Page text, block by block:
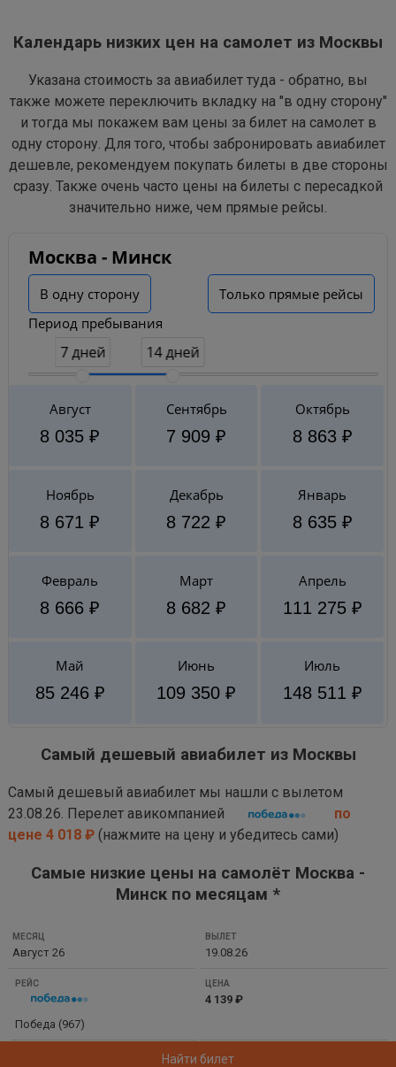
Календарь низких цен на самолет из Москвы
Указана стоимость за авиабилет туда - обратно, вы
также можете переключить вкладку на "в одну сторону"
и тогда мы покажем вам цены за билет на самолет в
одну сторону. Для того, чтобы забронировать авиабилет
дешевле, рекомендуем покупать билеты в две стороны
сразу. Также очень часто цены на билеты с пересадкой
значительно ниже, чем прямые рейсы.
Москва - Минск
В одну сторону
Только прямые рейсы
Период пребывания
7 дней 14 дней
Август
8 035 ₽
Сентябрь
7 909 ₽
Октябрь
8 863 ₽
Ноябрь
8 671 ₽
Декабрь
8 722 ₽
Январь
8 635 ₽
Февраль
8 666 ₽
Март
8 682 ₽
Апрель
111 275 ₽
Май
85 246 ₽
Июнь
109 350 ₽
Июль
148 511 ₽
Самый дешевый авиабилет из Москвы
Самый дешевый авиабилет мы нашли с вылетом
23.08.26. Перелет авикомпанией
по
цене 4 018 ₽ (нажмите на цену и убедитесь сами)
Самые низкие цены на самолёт Москва -
Минск по месяцам *
МЕСЯЦ
ВЫЛЕТ
РЕЙС
Август 26 19.08.26
Победа (967)
4 139 ₽
Найти билет